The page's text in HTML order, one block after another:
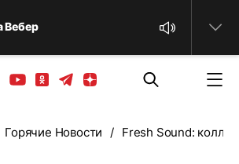
Вебер
YoutubeОдноклассники
ТелеграмЯндекс дзен
Горячие Новости Fresh Sound: